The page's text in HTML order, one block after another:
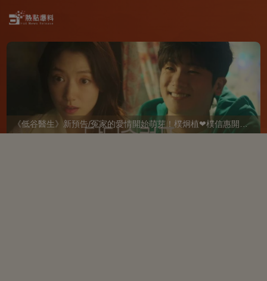
《低谷醫生》新預告/冤家的愛情開始萌芽！樸炯植❤樸信惠開啓「同居生活」互相共鳴、安慰~